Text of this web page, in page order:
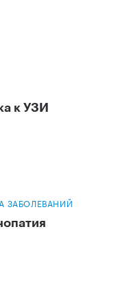
к УЗИ
ЗАБОЛЕВАНИЙ